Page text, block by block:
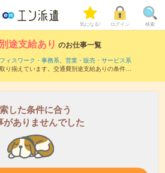
気になる! ログイン 検索
途支給あり のお仕事一覧
ィスワーク・事務系、 営業・販売・サービス系
り揃えています。交通費別途支給ありの条件の
した条件に合う
がありませんでした